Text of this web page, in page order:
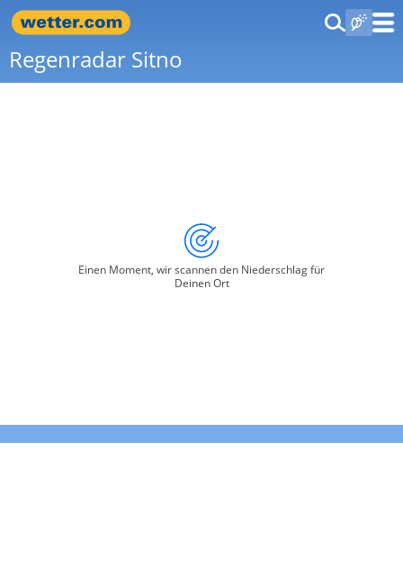
Regenradar Sitno
Einen Moment, wir scannen den Niederschlag für
Deinen Ort